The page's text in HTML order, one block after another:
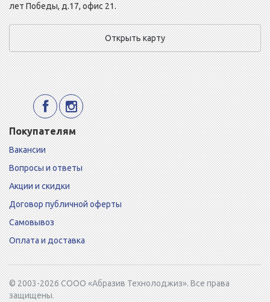
лет Победы, д.17, офис 21.
Открыть карту
Покупателям
Вакансии
Вопросы и ответы
Акции и скидки
Договор публичной оферты
Самовывоз
Оплата и доставка
© 2003-2026 СООО «Абразив Технолоджиз». Все права
защищены.